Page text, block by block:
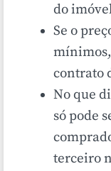
do
Se o
contrato
No que
só pode
terceiro